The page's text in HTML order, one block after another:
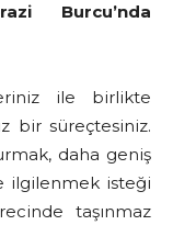
Burcu’nda
ile birlikte
bir süreçtesiniz.
daha geniş
ilgilenmek isteği
taşınmaz